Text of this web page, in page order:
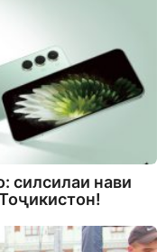
силсилаи нави